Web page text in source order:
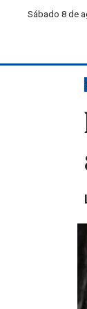
Sábado 8 de